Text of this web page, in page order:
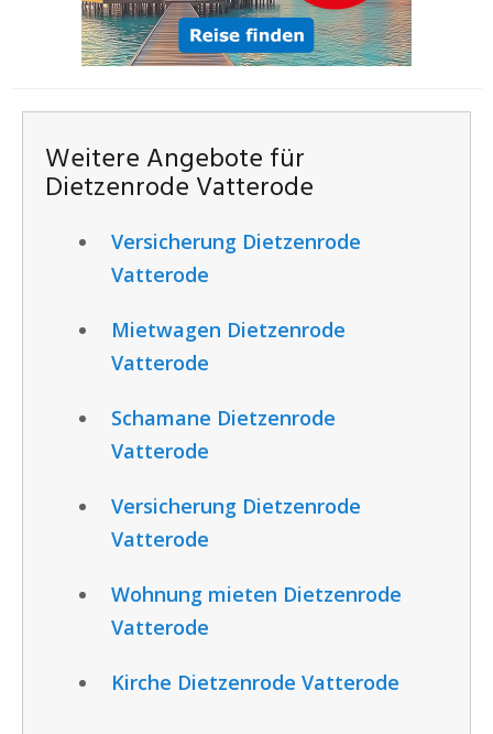
Weitere Angebote für
Dietzenrode Vatterode
Versicherung Dietzenrode
Vatterode
Mietwagen Dietzenrode
Vatterode
Schamane Dietzenrode
Vatterode
Versicherung Dietzenrode
Vatterode
Wohnung mieten Dietzenrode
Vatterode
Kirche Dietzenrode Vatterode